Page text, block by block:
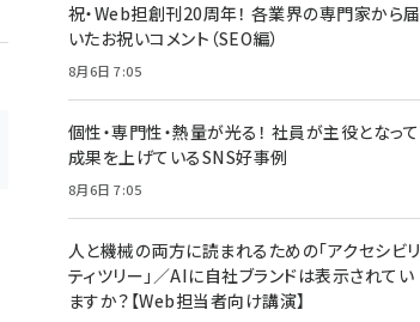
祝・Web担創刊20周年！ 各業界の専門家から届
いたお祝いコメント（SEO編）
8月6日 7:05
個性・専門性・熱量が光る！ 社員が主役となって
成果を上げているSNS好事例
8月6日 7:05
人と機械の両方に読まれるための「アクセシビリ
ティツリー」／AIに自社ブランドは表示されてい
ますか？【Web担当者向け講演】